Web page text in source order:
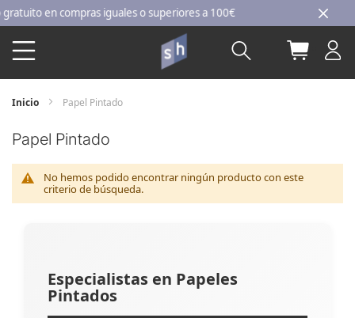
Ir
al
contenido
en compras iguales o superiores a 100€
Buscar Mi
Inicio Papel Pintado
Papel Pintado
No hemos podido encontrar ningún producto con este
criterio de búsqueda.
Especialistas en Papeles
Pintados